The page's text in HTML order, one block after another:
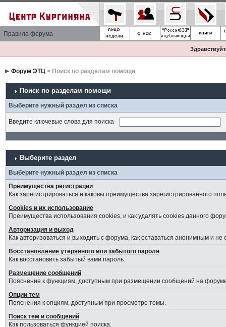
Правила форума
Форум ЭТЦ> Поиск по разделам помощи
Поиск по разделам помощи
Выберите нужный раздел из списка
Введите ключевые слова для поиска
Выберите раздел
Выберите нужный раздел из списка
Преимущества регистрации
Как зарегистрироваться и каковы преимущества зарегистрированного
Cookies и их использование
Преимущества использования cookies, и как удалять cookies данного
Авторизация и выход
Как авторизоваться и выходить с форума, как оставаться анонимным и
Восстановление утерянного или забытого пароля
Как восстановить забытый вами пароль.
Размещение сообщений
Пояснение к функциям, доступным при размещении сообщений на
Опции тем
Пояснения к опциям, доступным при просмотре темы.
Поиск тем и сообщений
Как пользоваться функцией поиска.